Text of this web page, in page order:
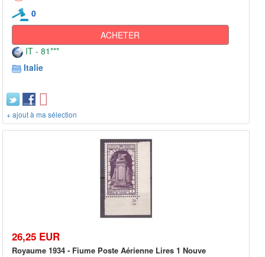
0
ACHETER
IT - 81***
Italie
+ ajout à ma sélection
26,25 EUR
Royaume 1934 - Fiume Poste Aérienne Lires 1 Nouve